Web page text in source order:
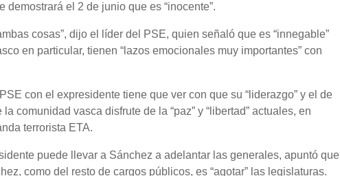
demostrará el 2 de junio que es “inocente”.
cosas”, dijo el líder del PSE, quien señaló que es “innegable”
en particular, tienen “lazos emocionales muy importantes” con
con el expresidente tiene que ver con que su “liderazgo” y el de
comunidad vasca disfrute de la “paz” y “libertad” actuales, en
terrorista ETA.
puede llevar a Sánchez a adelantar las generales, apuntó que
como del resto de cargos públicos, es “agotar” las legislaturas.